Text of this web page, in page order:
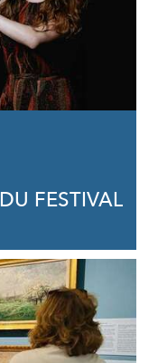
FESTIVAL